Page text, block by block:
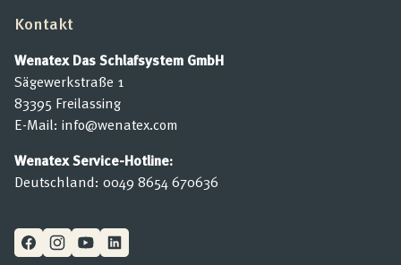
Kontakt
Wenatex Das Schlafsystem GmbH
Sägewerkstraße 1
83395 Freilassing
E-Mail: info@wenatex.com
Wenatex Service-Hotline:
Deutschland: 0049 8654 670636